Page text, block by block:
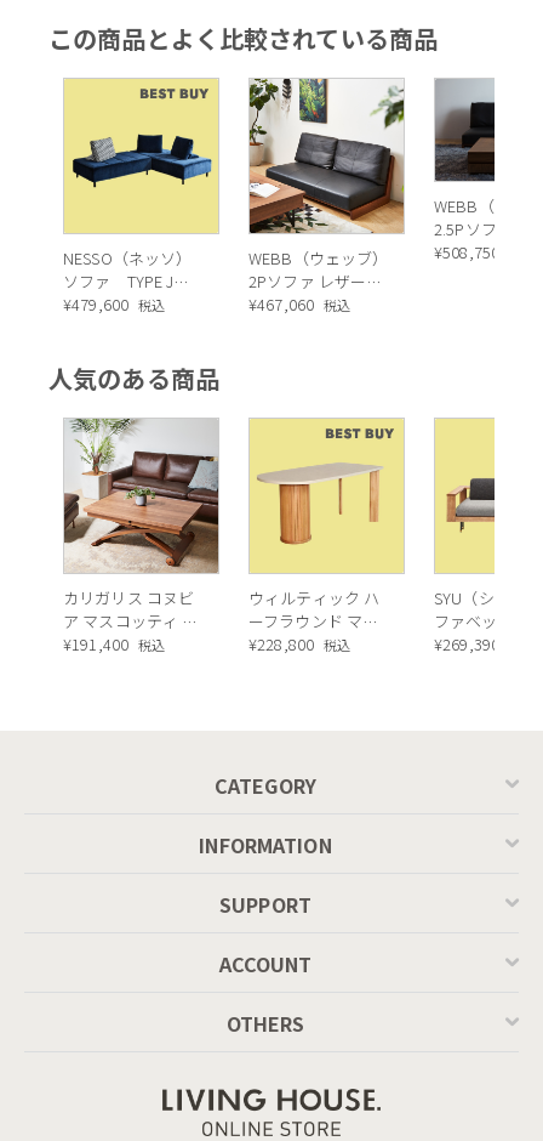
お部屋にゆっくりとした時間が過ごせる場所を作っ
てくれる、そんなソファをご紹介します。
圧迫感のないリラックスした空間
に仕上げるロースタイル家具
最近、開放的な生活空間を実現できるとして、注目
されている「ロースタイル」。ローベッドなどは洋
きると好評ですよね。実は、家具の高さを低く抑え
間に仕上げることができるのです。そんなロースタ
イル家具の良さを活かしているのがこちらのWEBB
sofa。
「Low＆Relax」
WEBB sofaはまさにロースタイル家具の意義である
さ。そのため、長時間座っていても疲れづらく、ま
るで包み込まれるかのような優しい座り心地を実現
いフラットな仕様。お手入れも簡単で、座る場所も
のように使うこともできます。
ライフスタイルと体格に合わせた
最適なセレクトが可能
この商品とよく比較されている商品
NESSO（ネッソ）
ソファ TYPE J
(ES01+ES02)
¥479,600 税込
WEBB（ウェッブ）
2Pソファ レザー
（K705 ブラック）
¥467,060 税込
WEBB（ウェ
2.5Pソファ レ
¥508,750
人気のある商品
カリガリス コヌビ
ア マスコッティ 伸
長・昇降式テーブ
¥191,400 税込
ウィルティック ハ
ーフラウンド マテ
ィエラ塗装 ダイニ
¥228,800 税込
SYU（シュウ
ファベッド（
ュラル）
¥269,390
CATEGORY
INFORMATION
SUPPORT
ACCOUNT
OTHERS